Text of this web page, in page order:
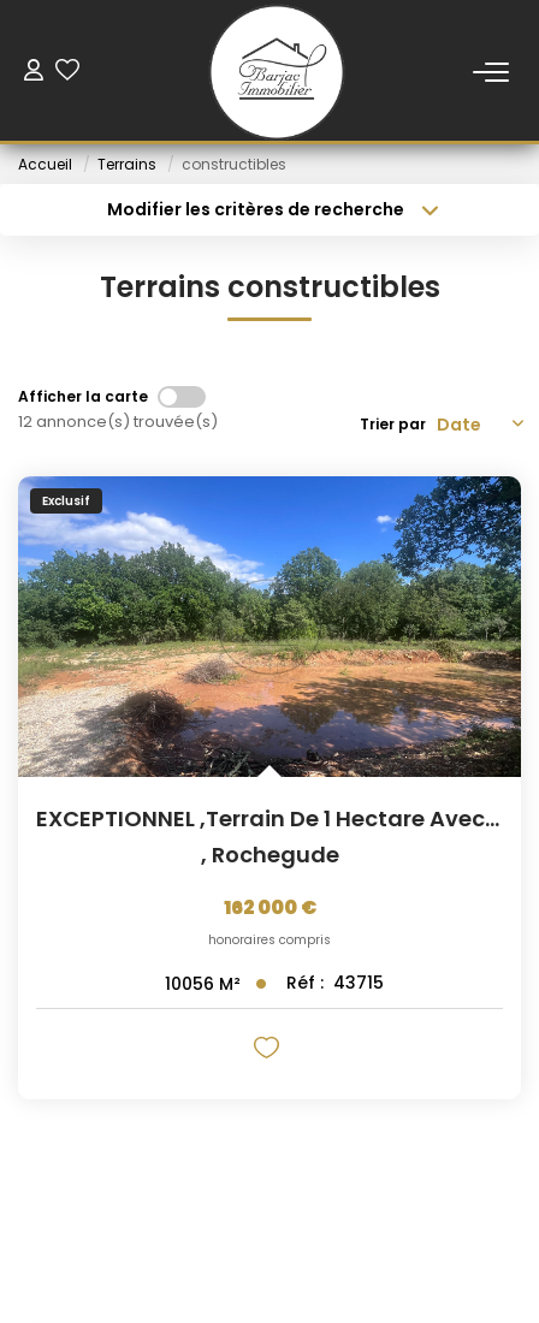
ACCUEIL
NOS AGENCES
ESTIMATION
CONTACT
Accueil Terrains constructibles
Modifier les critères de recherche
Type de bien
Plus de critères Créer une alerte
Terrains constructibles
Afficher la carte
12 annonce(s) trouvée(s) Trier par
Exclusif
EXCEPTIONNEL ,Terrain De 1 Hectare Avec Partie...
, Rochegude
162 000 €
honoraires compris
10056 M² Réf : 43715